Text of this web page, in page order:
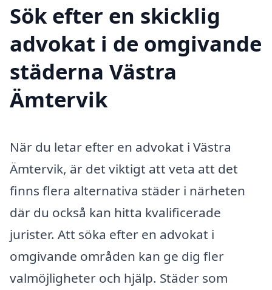
Sök efter en skicklig
advokat i de omgivande
städerna Västra
Ämtervik
När du letar efter en advokat i Västra
Ämtervik, är det viktigt att veta att det
finns flera alternativa städer i närheten
där du också kan hitta kvalificerade
jurister. Att söka efter en advokat i
omgivande områden kan ge dig fler
valmöjligheter och hjälp. Städer som